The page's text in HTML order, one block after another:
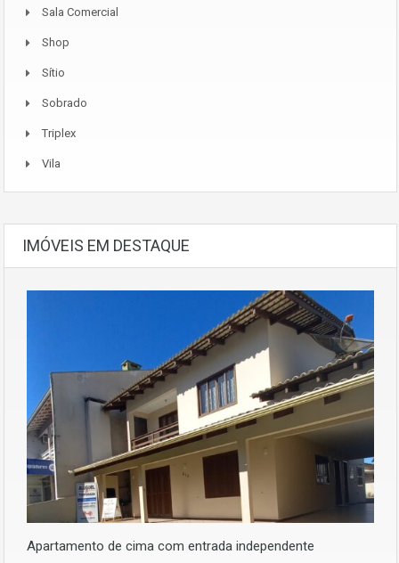
Sala Comercial
Shop
Sítio
Sobrado
Triplex
Vila
IMÓVEIS EM DESTAQUE
Apartamento de cima com entrada independente